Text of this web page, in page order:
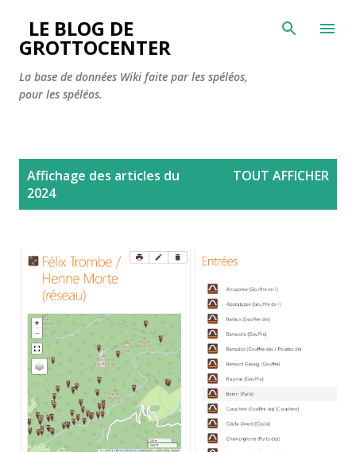
Accéder au contenu principal
LE BLOG DE
GROTTOCENTER
La base de données Wiki faite par les spéléos,
pour les spéléos.
Affichage des articles du
2024
TOUT AFFICHER